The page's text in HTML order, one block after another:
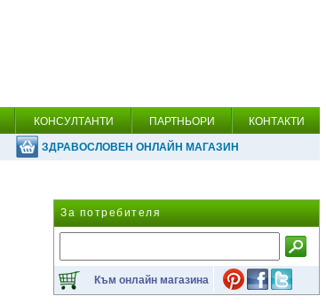
КОНСУЛТАНТИ ПАРТНЬОРИ КОНТАКТИ
ЗДРАВОСЛОВЕН ОНЛАЙН МАГАЗИН
За потребителя
Към онлайн магазина